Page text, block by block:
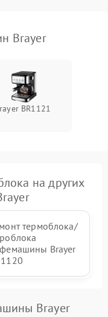
Brayer
BR1121
на других
термоблока/
Brayer
Brayer